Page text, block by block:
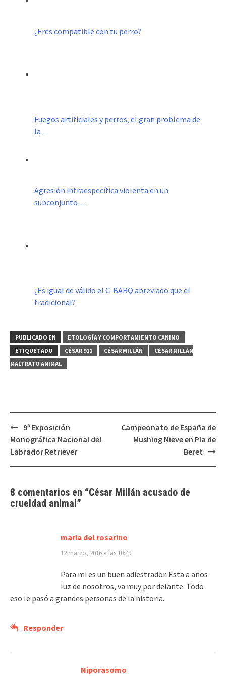
¿Eres compatible con tu perro?
Fuegos artificiales y perros, el gran problema de
la…
Agresión intraespecífica violenta en un
subconjunto…
¿Es igual de válido el C-BARQ abreviado que el
tradicional?
PUBLICADO EN
ETOLOGÍA Y COMPORTAMIENTO CANINO
ETIQUETADO
CÉSAR 911 CÉSAR MILLÁN
CÉSAR MILLÁN
MALTRATO ANIMAL
Navegación
de
entradas
9ª Exposición
Monográfica Nacional del
Labrador Retriever
Campeonato de España de
Mushing Nieve en Pla de
Beret
8 comentarios en “César Millán acusado de
crueldad animal”
maria del rosarino
12 marzo, 2016 a las 10:49
Para mi es un buen adiestrador. Esta a años
luz de nosotros, va muy por delante. Todo
eso le pasó a grandes personas de la historia.
Responder
Niporasomo